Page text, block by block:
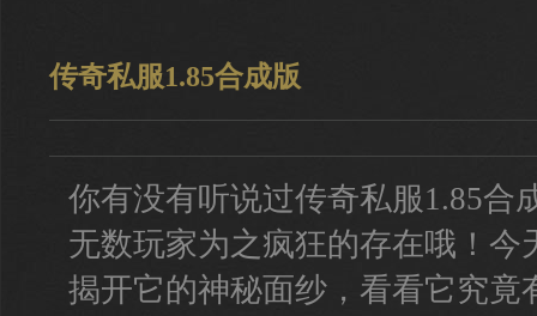
传奇私服1.85合成版
你有没有听说过传奇私服1.85合
无数玩家为之疯狂的存在哦！今
揭开它的神秘面纱，看看它究竟